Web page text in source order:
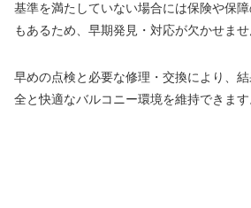
基準を満たしていない場合には保険や保
もあるため、早期発見・対応が欠かせませ
早めの点検と必要な修理・交換により、
全と快適なバルコニー環境を維持できます